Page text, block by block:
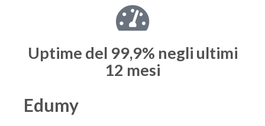
Uptime del 99,9% negli ultimi
12 mesi
Edumy